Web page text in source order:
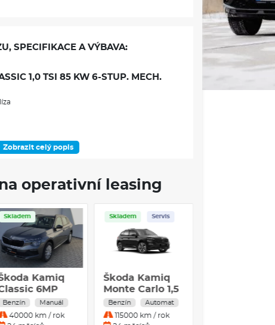
SPECIFIKACE A VÝBAVA:
1,0 TSI 85 KW 6-STUP. MECH.
VÝBAVOVÉHO STUPNĚ
x 16" ET 38 černá leštěná
s optimalizovaným valivým odporem
zásuvka(-y) a nabíjecí zásuvka(-y) se zvýšeným
Zobrazit celý popis
operativní leasing
Skladem
Kamiq
Carlo 1.5
110 kW
Benzín Automat
25000 km / rok
Skladem
Škoda Kamiq
Classic 6MP
1,0TSI / 85kW
Benzín Manuál
40000 km / rok